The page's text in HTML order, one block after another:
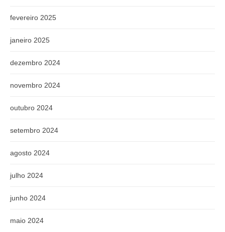
fevereiro 2025
janeiro 2025
dezembro 2024
novembro 2024
outubro 2024
setembro 2024
agosto 2024
julho 2024
junho 2024
maio 2024